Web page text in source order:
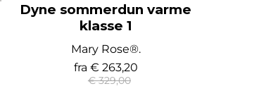
Dyne sommerdun varme
klasse 1
Mary Rose®.
fra € 263,20
€ 329,00